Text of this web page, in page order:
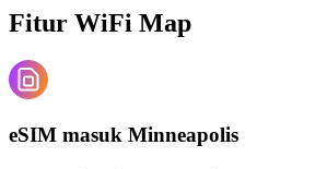
Fitur WiFi Map
eSIM masuk Minneapolis